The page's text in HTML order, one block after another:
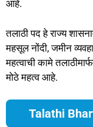
आहे.
तलाठी पद हे राज्य
महसूल नोंदी, जमीन
महत्वाची कामे
मोठे महत्व आहे.
Talathi